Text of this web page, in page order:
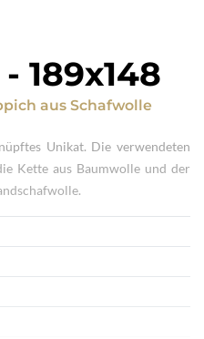
- 189x148
aus Schafwolle
Unikat. Die verwendeten
Kette aus Baumwolle und der